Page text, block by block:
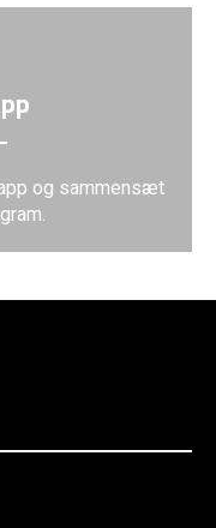
og sammensæt